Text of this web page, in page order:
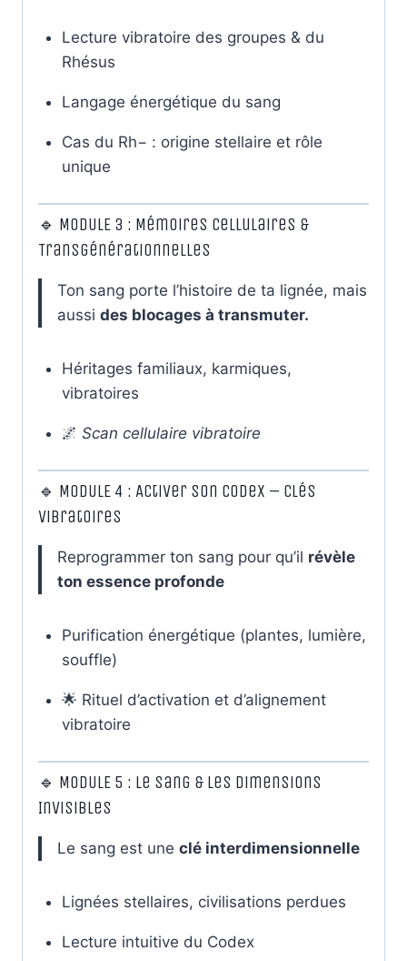
Lecture vibratoire des groupes & du
Rhésus
Langage énergétique du sang
Cas du Rh− : origine stellaire et rôle
unique
🔹 MODULE 3 : Mémoires Cellulaires &
Transgénérationnelles
Ton sang porte l’histoire de ta lignée, mais
aussi des blocages à transmuter.
Héritages familiaux, karmiques,
vibratoires
🌌 Scan cellulaire vibratoire
🔹 MODULE 4 : Activer son Codex – Clés
Vibratoires
Reprogrammer ton sang pour qu’il révèle
ton essence profonde
Purification énergétique (plantes, lumière,
souffle)
🌟 Rituel d’activation et d’alignement
vibratoire
🔹 MODULE 5 : Le Sang & les Dimensions
Invisibles
Le sang est une clé interdimensionnelle
Lignées stellaires, civilisations perdues
Lecture intuitive du Codex